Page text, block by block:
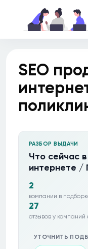
SEO
РАЗБОР ВЫДАЧИ
Что сейчас
интернете /
2
компании в
27
отзывов у компаний
УТОЧНИТЬ